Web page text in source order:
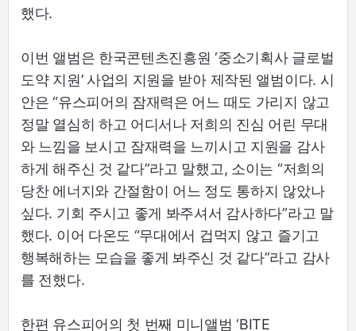
했다.
이번 앨범은 한국콘텐츠진흥원 ‘중소기획사 글로벌
도약 지원’ 사업의 지원을 받아 제작된 앨범이다. 시
안은 “유스피어의 잠재력은 어느 때도 가리지 않고
정말 열심히 하고 어디서나 저희의 진심 어린 무대
와 느낌을 보시고 잠재력을 느끼시고 지원을 감사
하게 해주신 것 같다”라고 말했고, 소이는 “저희의
당찬 에너지와 간절함이 어느 정도 통하지 않았나
싶다. 기회 주시고 좋게 봐주셔서 감사하다”라고 말
했다. 이어 다온도 “무대에서 겁먹지 않고 즐기고
행복해하는 모습을 좋게 봐주신 것 같다”라고 감사
를 전했다.
한편 유스피어의 첫 번째 미니앨범 ‘BITE